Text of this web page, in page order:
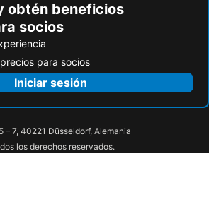
obtén beneficios
socios
para socios
Iniciar sesión
– 7, 40221 Düsseldorf, Alemania
los derechos reservados.